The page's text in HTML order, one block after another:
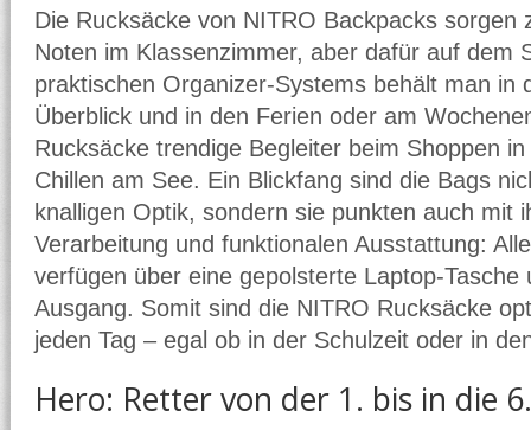
Die Rucksäcke von NITRO Backpacks sorgen
Noten im Klassenzimmer, aber dafür auf dem
praktischen Organizer-Systems behält man in
Überblick und in den Ferien oder am
Rucksäcke trendige Begleiter beim Shoppen
Chillen am See. Ein Blickfang sind die Bags
knalligen Optik, sondern sie punkten auch mit
Verarbeitung und funktionalen Ausstattung:
verfügen über eine gepolsterte Laptop-Tasche
Ausgang. Somit sind die NITRO Rucksäcke
jeden Tag – egal ob in der Schulzeit oder in
Hero: Retter von der 1. bis in die